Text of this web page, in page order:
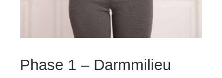
Phase 1 – Darmmilieu